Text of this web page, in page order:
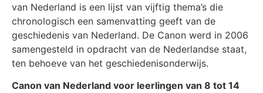
van Nederland is een lijst van vijftig thema’s die
chronologisch een samenvatting geeft van de
geschiedenis van Nederland. De Canon werd in 2006
samengesteld in opdracht van de Nederlandse staat,
ten behoeve van het geschiedenisonderwijs.
Canon van Nederland voor leerlingen van 8 tot 14